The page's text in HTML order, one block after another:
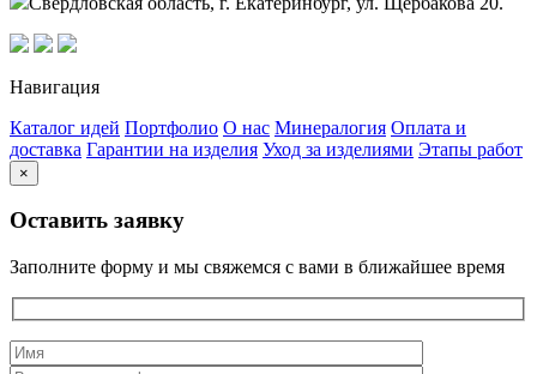
Навигация
Каталог идей Портфолио О нас Минералогия Оплата и
доставка Гарантии на изделия Уход за изделиями Этапы работ
×
Оставить заявку
Заполните форму и мы свяжемся с вами в ближайшее время